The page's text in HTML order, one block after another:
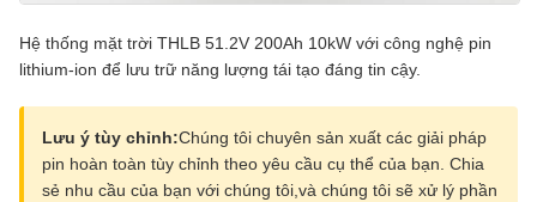
Hệ thống mặt trời THLB 51.2V 200Ah 10kW với công nghệ pin
lithium-ion để lưu trữ năng lượng tái tạo đáng tin cậy.
Lưu ý tùy chỉnh:Chúng tôi chuyên sản xuất các giải pháp
pin hoàn toàn tùy chỉnh theo yêu cầu cụ thể của bạn. Chia
sẻ nhu cầu của bạn với chúng tôi,và chúng tôi sẽ xử lý phần